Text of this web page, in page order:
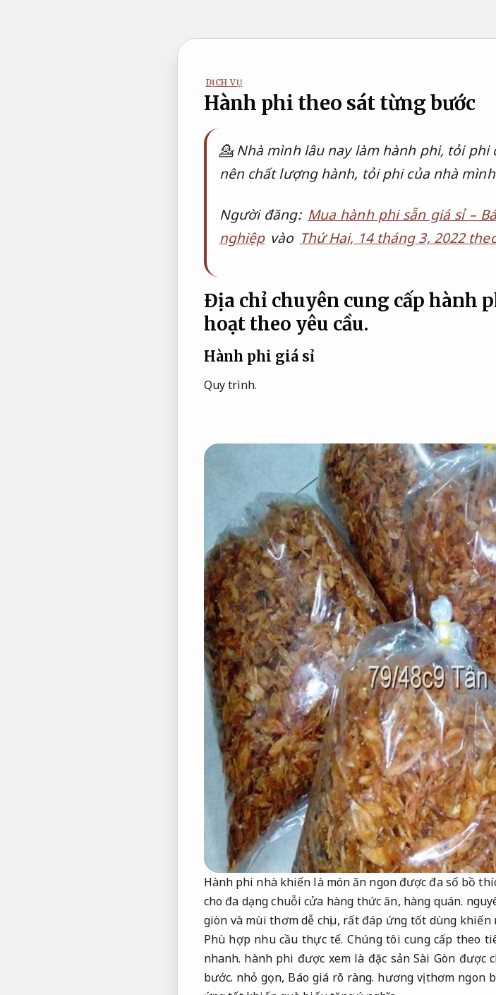
DỊCH VỤ
Hành phi theo sát từng bước
💁 Nhà mình lâu nay làm hành phi, tỏi
nên chất lượng hành, tỏi phi của nhà
Người đăng: Mua hành phi sẵn giá sỉ –
nghiệp vào Thứ Hai, 14 tháng 3, 2022
Địa chỉ chuyên cung cấp hành
hoạt theo yêu cầu.
Hành phi giá sỉ
Quy trình.
Hành phi nhà khiến là món ăn ngon được đa số bồ
cho đa dạng chuỗi cửa hàng thức ăn, hàng quán.
giòn và mùi thơm dễ chịu, rất đáp ứng tốt dùng
Phù hợp nhu cầu thực tế. Chúng tôi cung cấp theo
nhanh. hành phi được xem là đặc sản Sài Gòn được
bước. nhỏ gọn, Báo giá rõ ràng. hương vị thơm ngon